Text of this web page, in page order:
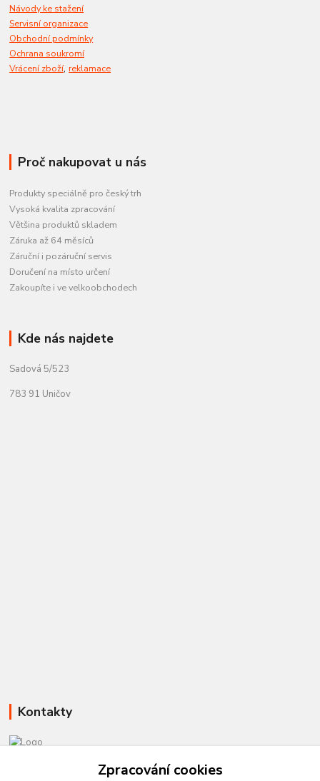
Návody ke stažení
Servisní organizace
Obchodní podmínky
Ochrana soukromí
Vrácení zboží,reklamace
Proč nakupovat u nás
Produkty speciálně pro český trh
Vysoká kvalita zpracování
Většina produktů skladem
Záruka až 64 měsíců
Záruční i pozáruční servis
Doručení na místo určení
Zakoupíte i ve velkoobchodech
Kde nás najdete
Sadová 5/523
783 91 Uničov
Kontakty
Zpracování cookies